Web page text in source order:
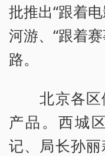
批推出“跟着
河游、“跟着
路。
北京各区
产品。西城
记、局长孙